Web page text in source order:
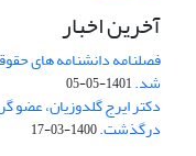
آخرین اخبار
شد.1401-05-05
دکتر ایرج گلدوزیان، عضو
درگذشت.1400-03-17